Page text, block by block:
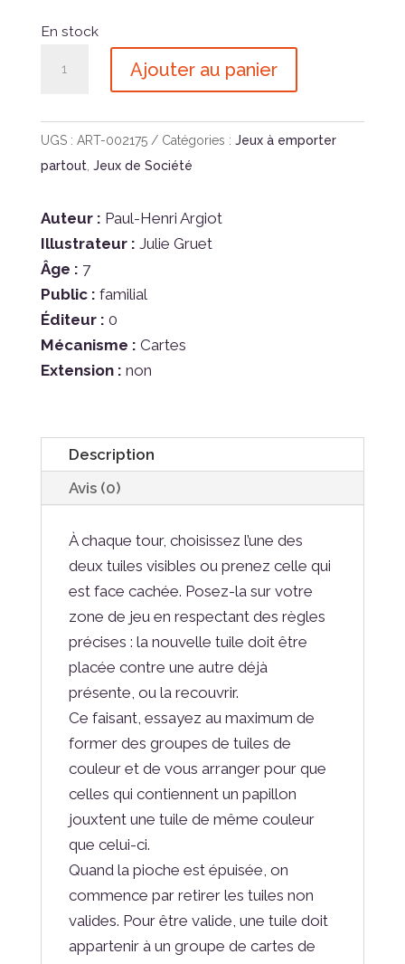
En stock
Ajouter au panier
UGS : ART-002175 Catégories : Jeux à emporter
partout, Jeux de Société
Auteur : Paul-Henri Argiot
Illustrateur : Julie Gruet
Âge : 7
Public : familial
Éditeur : 0
Mécanisme : Cartes
Extension : non
Description
Avis (0)
À chaque tour, choisissez l’une des
deux tuiles visibles ou prenez celle qui
est face cachée. Posez-la sur votre
zone de jeu en respectant des règles
précises : la nouvelle tuile doit être
placée contre une autre déjà
présente, ou la recouvrir.
Ce faisant, essayez au maximum de
former des groupes de tuiles de
couleur et de vous arranger pour que
celles qui contiennent un papillon
jouxtent une tuile de même couleur
que celui-ci.
Quand la pioche est épuisée, on
commence par retirer les tuiles non
valides. Pour être valide, une tuile doit
appartenir à un groupe de cartes de